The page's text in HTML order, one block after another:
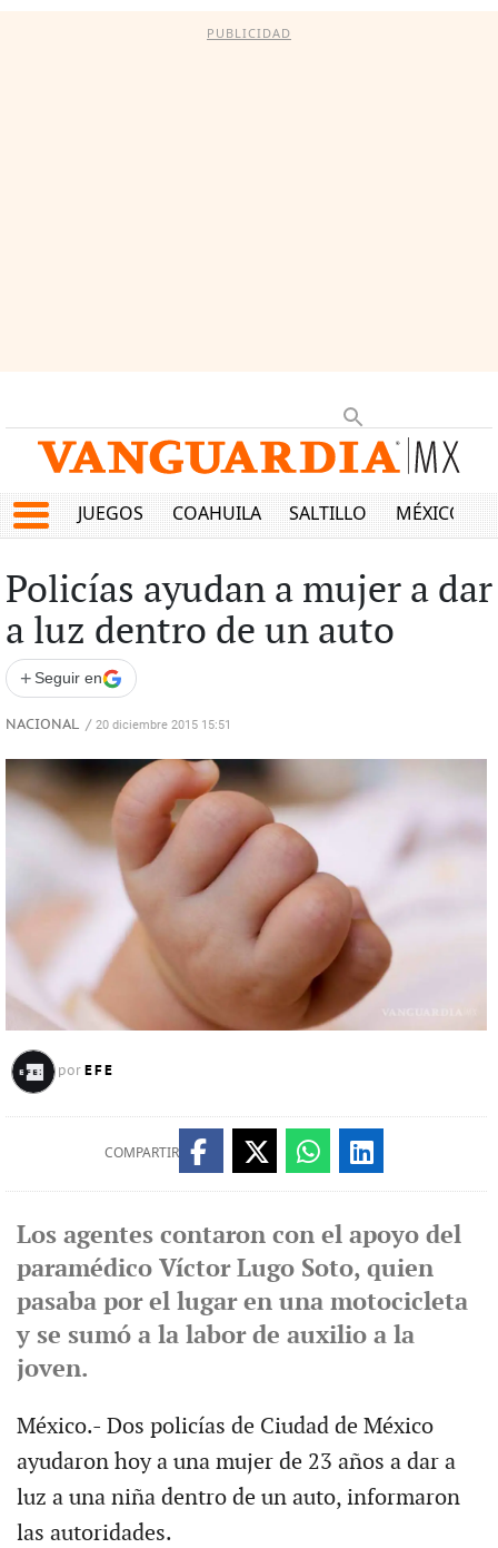
PUBLICIDAD
JUEGOS COAHUILA SALTILLO MÉXICO
Policías ayudan a mujer a dar
a luz dentro de un auto
+ Seguir en
NACIONAL / 20 diciembre 2015 15:51
por EFE
COMPARTIR
Los agentes contaron con el apoyo del
paramédico Víctor Lugo Soto, quien
pasaba por el lugar en una motocicleta
y se sumó a la labor de auxilio a la
joven.
México.- Dos policías de Ciudad de México
ayudaron hoy a una mujer de 23 años a dar a
luz a una niña dentro de un auto, informaron
las autoridades.